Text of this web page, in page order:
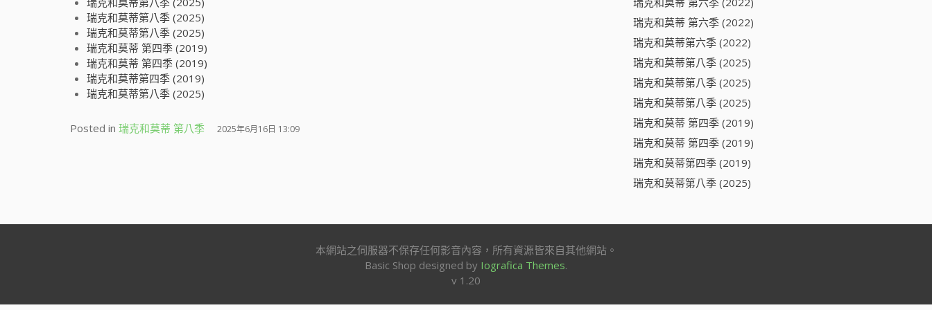
瑞克和莫蒂第八季 (2025)
瑞克和莫蒂第八季 (2025)
瑞克和莫蒂 第四季 (2019)
瑞克和莫蒂 第四季 (2019)
瑞克和莫蒂第四季 (2019)
瑞克和莫蒂第八季 (2025)
Posted in 瑞克和莫蒂 第八季 2025年6月16日 13:09
瑞克和莫蒂 第六季 (2022)
瑞克和莫蒂第六季 (2022)
瑞克和莫蒂第八季 (2025)
瑞克和莫蒂第八季 (2025)
瑞克和莫蒂第八季 (2025)
瑞克和莫蒂 第四季 (2019)
瑞克和莫蒂 第四季 (2019)
瑞克和莫蒂第四季 (2019)
瑞克和莫蒂第八季 (2025)
本網站之伺服器不保存任何影音內容，所有資源皆來自其他網站。
Basic Shop designed by Iografica Themes.
v 1.20